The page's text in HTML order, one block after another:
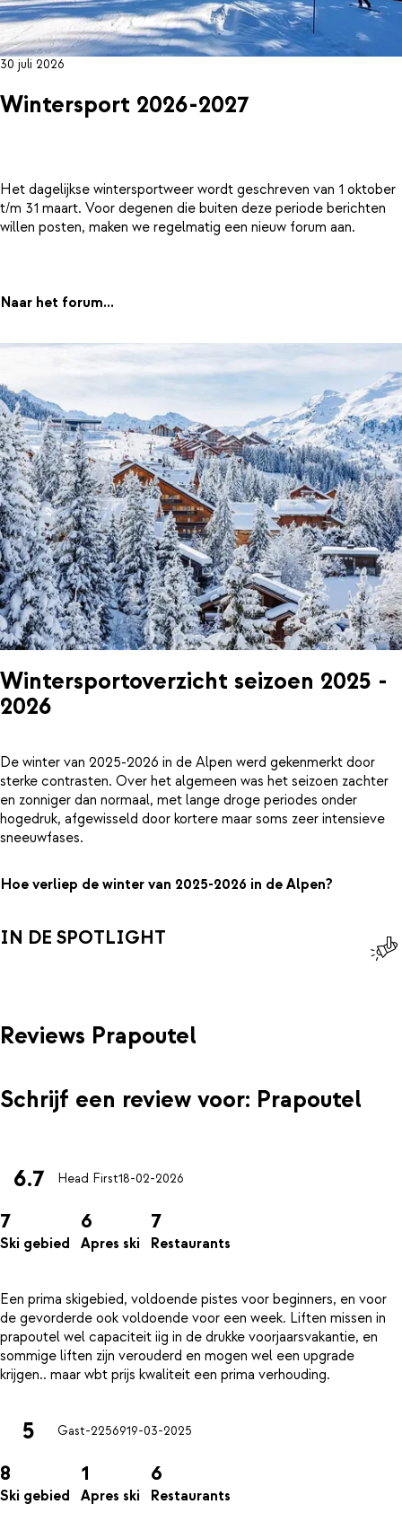
30 juli 2026
Wintersport 2026-2027
Het dagelijkse wintersportweer wordt geschreven van 1 oktober
t/m 31 maart. Voor degenen die buiten deze periode berichten
willen posten, maken we regelmatig een nieuw forum aan.
Naar het forum...
Wintersportoverzicht seizoen 2025 -
2026
De winter van 2025-2026 in de Alpen werd gekenmerkt door
sterke contrasten. Over het algemeen was het seizoen zachter
en zonniger dan normaal, met lange droge periodes onder
hogedruk, afgewisseld door kortere maar soms zeer intensieve
sneeuwfases.
Hoe verliep de winter van 2025-2026 in de Alpen?
IN DE SPOTLIGHT
Reviews Prapoutel
Schrijf een review voor: Prapoutel
6.7 Head First18-02-2026
7
Ski gebied
6
Apres ski
7
Restaurants
Een prima skigebied, voldoende pistes voor beginners, en voor
de gevorderde ook voldoende voor een week. Liften missen in
prapoutel wel capaciteit iig in de drukke voorjaarsvakantie, en
sommige liften zijn verouderd en mogen wel een upgrade
5 Gast-2256919-03-2025
8
Ski gebied
1
Apres ski
6
Restaurants